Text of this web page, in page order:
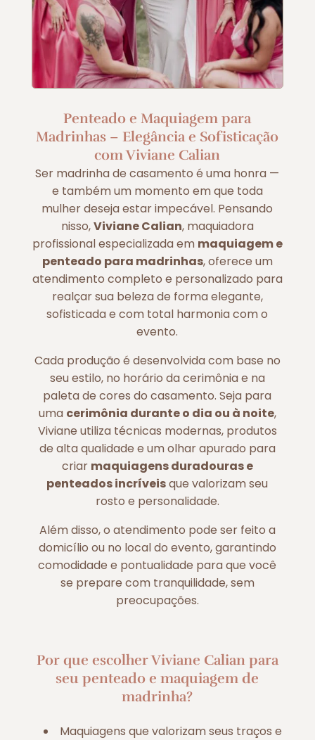
Penteado e Maquiagem para
Madrinhas – Elegância e Sofisticação
com Viviane Calian
Ser madrinha de casamento é uma honra —
e também um momento em que toda
mulher deseja estar impecável. Pensando
nisso,Viviane Calian, maquiadora
profissional especializada em maquiagem e
penteado para madrinhas, oferece um
atendimento completo e personalizado para
realçar sua beleza de forma elegante,
sofisticada e com total harmonia com o
evento.
Cada produção é desenvolvida com base no
seu estilo, no horário da cerimônia e na
paleta de cores do casamento. Seja para
uma cerimônia durante o dia ou à noite,
Viviane utiliza técnicas modernas, produtos
de alta qualidade e um olhar apurado para
criar maquiagens duradouras e
penteados incríveisque valorizam seu
rosto e personalidade.
Além disso, o atendimento pode ser feito a
domicílio ou no local do evento, garantindo
comodidade e pontualidade para que você
se prepare com tranquilidade, sem
preocupações.
Por que escolher Viviane Calian para
seu penteado e maquiagem de
madrinha?
Maquiagens que valorizam seus traços e